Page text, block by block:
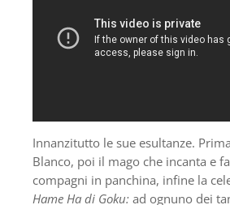
Innanzitutto le sue esultanze.
Blanco, poi il mago che incanta e
compagni in panchina, infine la
Hame Ha di Goku: ad ognuno dei